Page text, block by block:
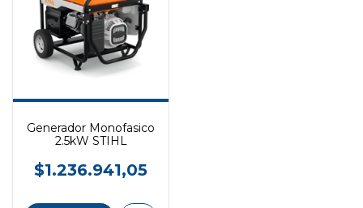
Generador Monofasico
2.5kW STIHL
$1.236.941,05